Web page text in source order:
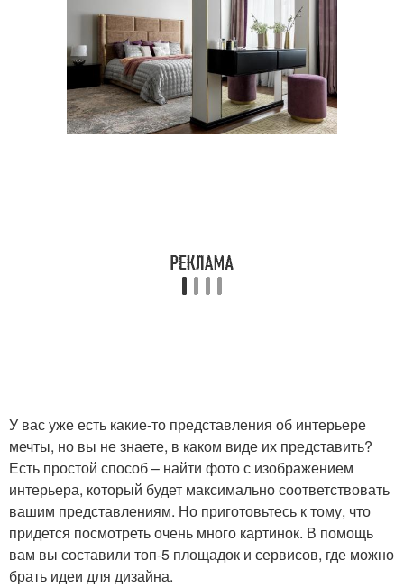
У вас уже есть какие-то представления об интерьере
мечты, но вы не знаете, в каком виде их представить?
Есть простой способ – найти фото с изображением
интерьера, который будет максимально соответствовать
вашим представлениям. Но приготовьтесь к тому, что
придется посмотреть очень много картинок. В помощь
вам вы составили топ-5 площадок и сервисов, где можно
брать идеи для дизайна.